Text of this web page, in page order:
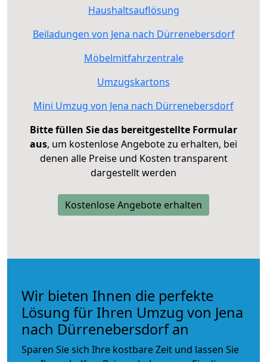
Haushaltsauflösung
Beiladungen von Jena nach Dürrenebersdorf
Möbelmitfahrzentrale
Umzugskartons
Mini Umzug von Jena nach Dürrenebersdorf
Bitte füllen Sie das bereitgestellte Formular
aus, um kostenlose Angebote zu erhalten, bei
denen alle Preise und Kosten transparent
dargestellt werden
Kostenlose Angebote erhalten
Wir bieten Ihnen die perfekte
Lösung für Ihren Umzug von Jena
nach Dürrenebersdorf an
Sparen Sie sich Ihre kostbare Zeit und lassen Sie